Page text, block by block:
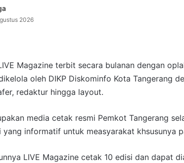
2026
Magazine terbit secara bulanan dengan
oleh DIKP Diskominfo Kota Tangerang
redaktur hingga layout.
media cetak resmi Pemkot Tangerang
informatif untuk measyarakat khsusunya
LIVE Magazine cetak 10 edisi dan dapat